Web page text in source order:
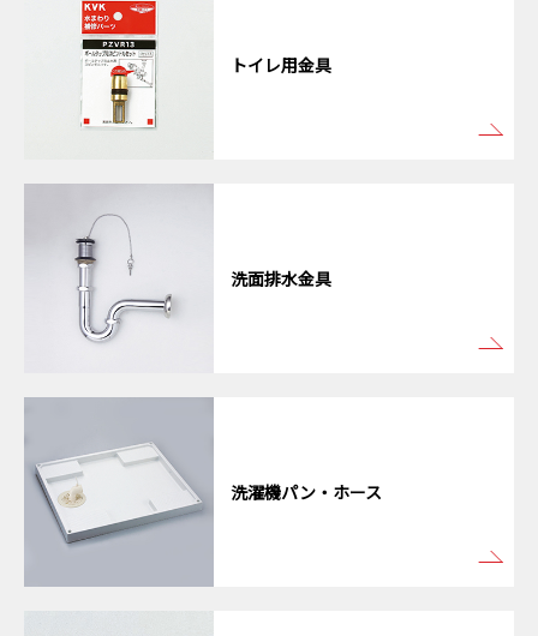
トイレ用金具
洗面排水金具
洗濯機パン・ホース